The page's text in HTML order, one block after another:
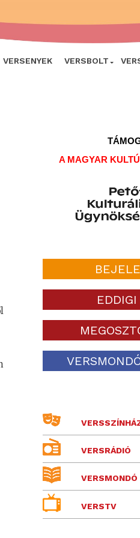
VERSENYEK VERSBOLT
A MAGYAR
VERSRÁDIÓ
VERSMONDÓ
VERSTV